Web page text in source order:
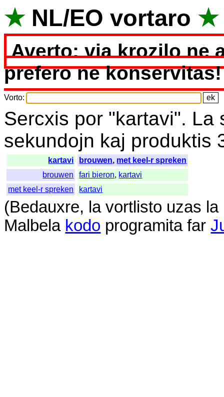
★ NL/EO vortaro ★
Averto: via krozilo ne
prefero ne konservitas!
Vorto:
Sercxis por "kartavi". La
sekundojn kaj produktis
kartavi brouwen, met keel-r spreken
brouwen
fari bieron, kartavi
met keel-r spreken
kartavi
(Bedauxre, la vortlisto uzas la
Malbela kodo programita far